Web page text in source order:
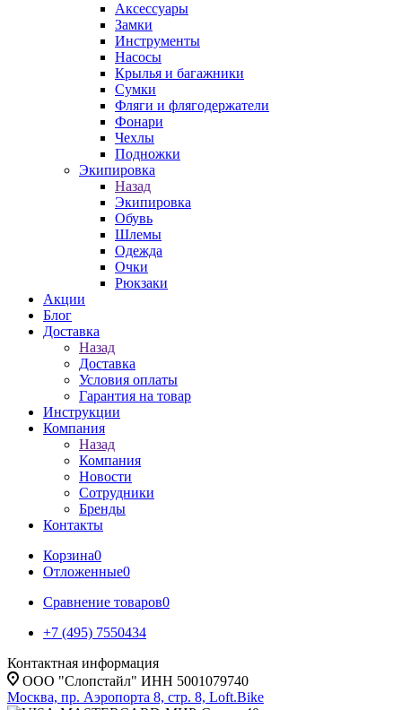
Аксессуары
Замки
Инструменты
Насосы
Крылья и багажники
Сумки
Фляги и флягодержатели
Фонари
Чехлы
Подножки
Экипировка
Назад
Экипировка
Обувь
Шлемы
Одежда
Очки
Рюкзаки
Акции
Блог
Доставка
Назад
Доставка
Условия оплаты
Гарантия на товар
Инструкции
Компания
Назад
Компания
Новости
Сотрудники
Бренды
Контакты
Корзина0
Отложенные0
Сравнение товаров0
+7 (495) 7550434
Контактная информация
ООО "Слопстайл" ИНН 5001079740
Москва, пр. Аэропорта 8, стр. 8, Loft.Bike